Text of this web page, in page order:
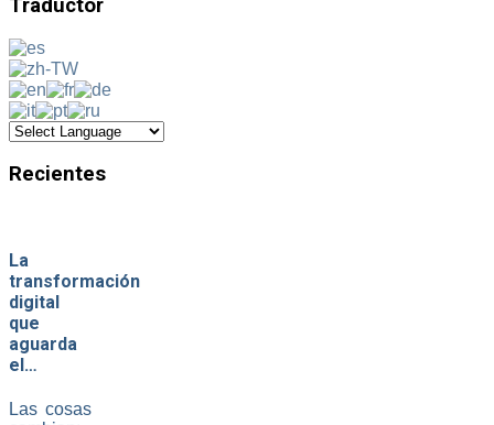
Traductor
Recientes
La
transformación
digital
que
aguarda
el…
Las cosas